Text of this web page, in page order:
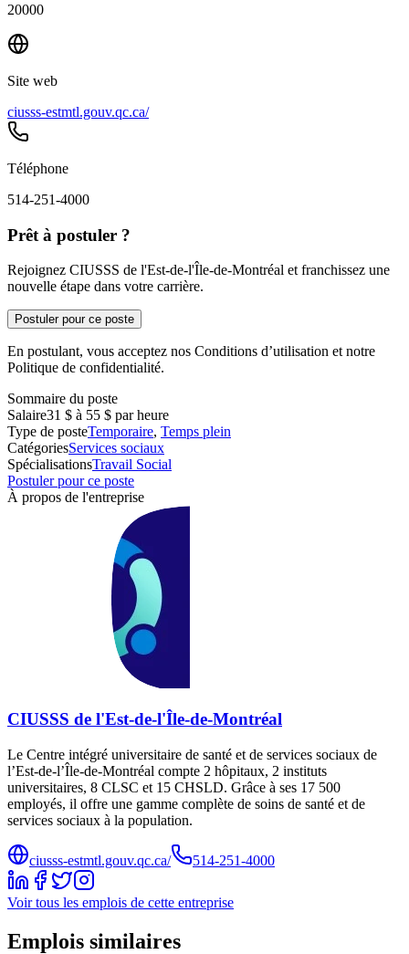
20000
Site web
ciusss-estmtl.gouv.qc.ca/
Téléphone
514-251-4000
Prêt à postuler ?
Rejoignez CIUSSS de l'Est-de-l'Île-de-Montréal et franchissez une
nouvelle étape dans votre carrière.
Postuler pour ce poste
En postulant, vous acceptez nos Conditions d’utilisation et notre
Politique de confidentialité.
Sommaire du poste
Salaire31 $ à 55 $ par heure
Type de posteTemporaire, Temps plein
CatégoriesServices sociaux
SpécialisationsTravail Social
Postuler pour ce poste
À propos de l'entreprise
CIUSSS de l'Est-de-l'Île-de-Montréal
Le Centre intégré universitaire de santé et de services sociaux de
l’Est-de-l’Île-de-Montréal compte 2 hôpitaux, 2 instituts
universitaires, 8 CLSC et 15 CHSLD. Grâce à ses 17 500
employés, il offre une gamme complète de soins de santé et de
services sociaux à la population.
ciusss-estmtl.gouv.qc.ca/ 514-251-4000
Voir tous les emplois de cette entreprise
Emplois similaires